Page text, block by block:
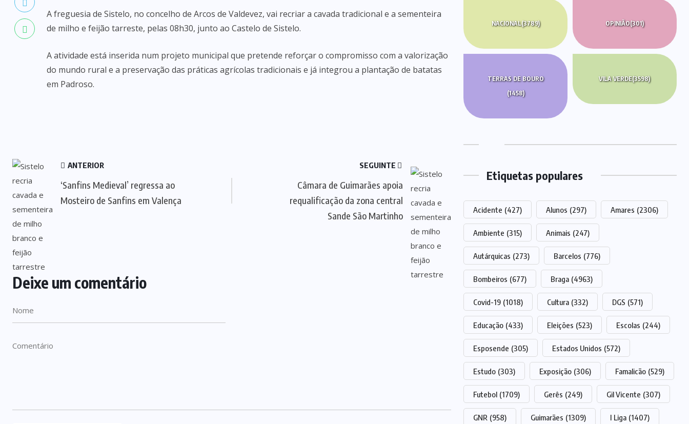
A freguesia de Sistelo, no concelho de Arcos de Valdevez, vai recriar a cavada tradicional e a sementeira
de milho e feijão tarreste, pelas 08h30, junto ao Castelo de Sistelo.
A atividade está inserida num projeto municipal que pretende reforçar o compromisso com a valorização
do mundo rural e a preservação das práticas agrícolas tradicionais e já integrou a plantação de batatas
em Padroso.
ANTERIOR
‘Sanfins Medieval’ regressa ao
Mosteiro de Sanfins em Valença
SEGUINTE
Câmara de Guimarães apoia
requalificação da zona central
Sande São Martinho
Deixe um comentário
NACIONAL(3789) OPINIÃO(301)
TERRAS DE BOURO
(1458)
VILA VERDE(3598)
Etiquetas populares
Acidente (427) Alunos (297) Amares (2306)
Ambiente (315) Animais (247)
Autárquicas (273) Barcelos (776)
Bombeiros (677) Braga (4963)
Covid-19 (1018) Cultura (332) DGS (571)
Educação (433) Eleições (523) Escolas (244)
Esposende (305) Estados Unidos (572)
Estudo (303) Exposição (306) Famalicão (529)
Futebol (1709) Gerês (249) Gil Vicente (307)
GNR (958) Guimarães (1309) I Liga (1407)